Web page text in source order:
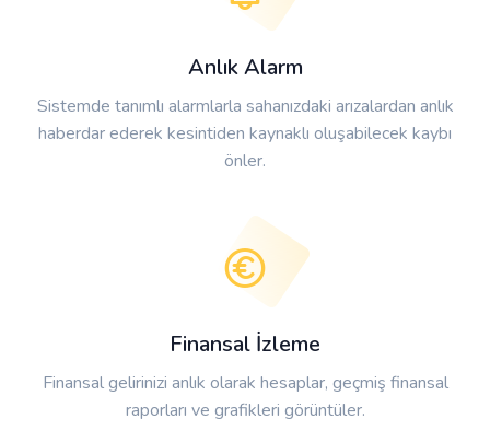
Anlık Alarm
Sistemde tanımlı alarmlarla sahanızdaki arızalardan anlık
haberdar ederek kesintiden kaynaklı oluşabilecek kaybı
önler.
Finansal İzleme
Finansal gelirinizi anlık olarak hesaplar, geçmiş finansal
raporları ve grafikleri görüntüler.